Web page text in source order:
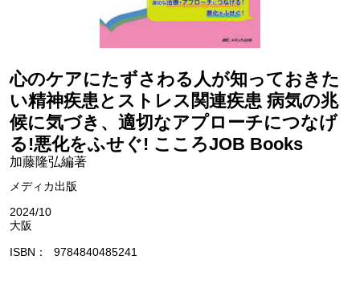
心のケアにたずさわる人が知っておきた
い精神疾患とストレス関連疾患 病気の兆
候に気づき、適切なアプローチにつなげ
る!悪化をふせぐ! こころJOB Books
加藤隆弘編著
メディカ出版
2024/10
大阪
ISBN 9784840485241